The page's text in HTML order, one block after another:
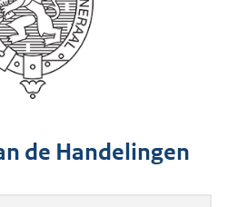
de Handelingen